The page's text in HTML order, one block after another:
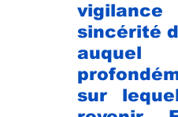
sincérité
sur